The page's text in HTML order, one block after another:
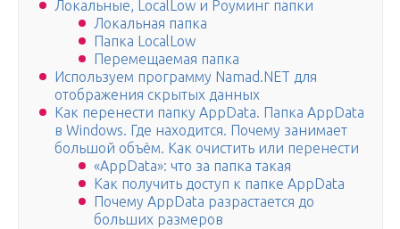
Локальные, LocalLow и Роуминг папки
Локальная папка
Папка LocalLow
Перемещаемая папка
Используем программу Namad.NET для
отображения скрытых данных
Как перенести папку AppData. Папка AppData
в Windows. Где находится. Почему занимает
большой объём. Как очистить или перенести
«AppData»: что за папка такая
Как получить доступ к папке AppData
Почему AppData разрастается до
больших размеров